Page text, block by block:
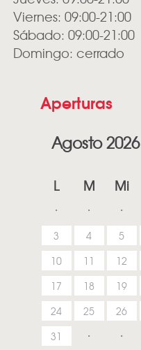
Viernes: 09:00-21:00
Sábado: 09:00-21:00
Domingo: cerrado
Aperturas
Agosto 2026
L M Mi
3 4 5
10 11 12
17 18 19
24 25 26
31